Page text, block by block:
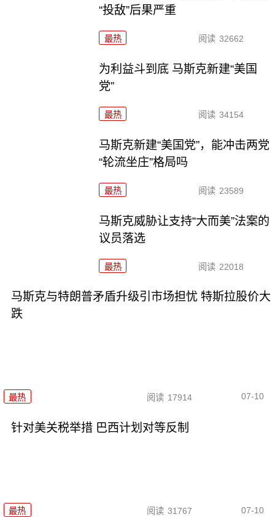
“投敌”后果严重
最热 阅读 32662
为利益斗到底 马斯克新建“美国
党”
最热 阅读 34154
马斯克新建“美国党”，能冲击两党
“轮流坐庄”格局吗
最热 阅读 23589
马斯克威胁让支持“大而美”法案的
议员落选
最热 阅读 22018
马斯克与特朗普矛盾升级引市场担忧 特斯拉股价大
跌
最热 阅读 17914 07-10
针对美关税举措 巴西计划对等反制
最热 阅读 31767 07-10